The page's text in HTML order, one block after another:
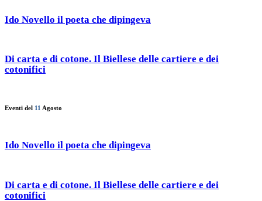
Ido Novello il poeta che dipingeva
Di carta e di cotone. Il Biellese delle cartiere e dei
cotonifici
Eventi del 11 Agosto
Ido Novello il poeta che dipingeva
Di carta e di cotone. Il Biellese delle cartiere e dei
cotonifici